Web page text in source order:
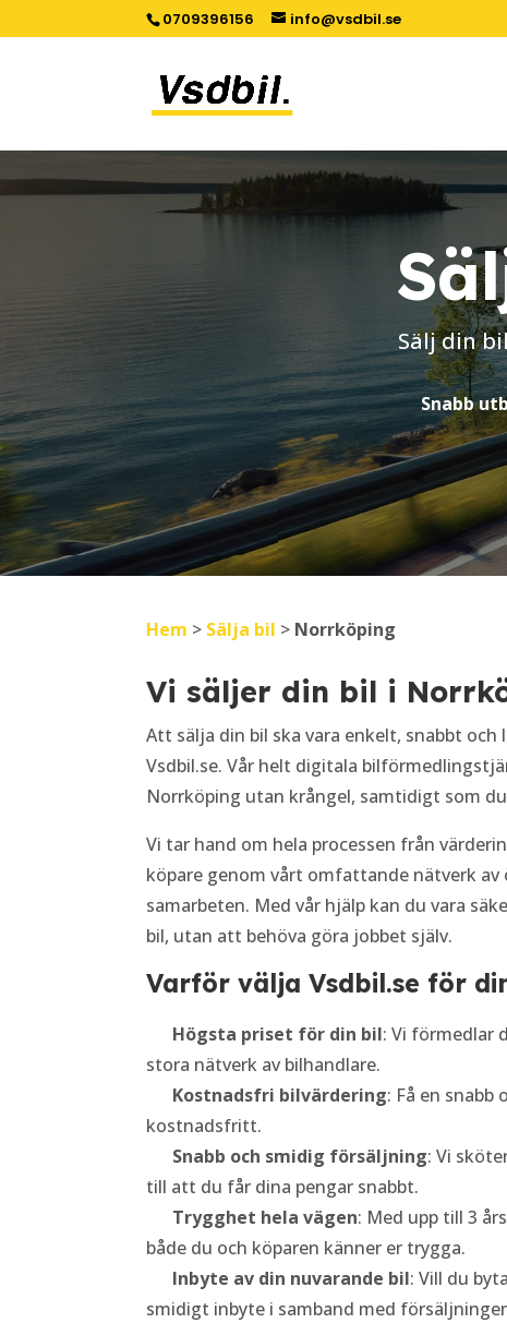
0709396156 info@vsdbil.se
Sälj din
Snabb
Hem > Sälja bil > Norrköping
Vi säljer din bil i
Att sälja din bil ska vara enkelt, snabbt
Vsdbil.se. Vår helt digitala
Norrköping utan krångel, samtidigt som
Vi tar hand om hela processen från
köpare genom vårt omfattande nätverk av
samarbeten. Med vår hjälp kan du vara
bil, utan att behöva göra jobbet själv.
Varför välja Vsdbil.se för
Högsta priset för din bil: Vi förmedlar
stora nätverk av bilhandlare.
Kostnadsfri bilvärdering: Få en snabb
kostnadsfritt.
Snabb och smidig försäljning: Vi
till att du får dina pengar snabbt.
Trygghet hela vägen: Med upp till 3
både du och köparen känner er trygga.
Inbyte av din nuvarande bil: Vill du
smidigt inbyte i samband med